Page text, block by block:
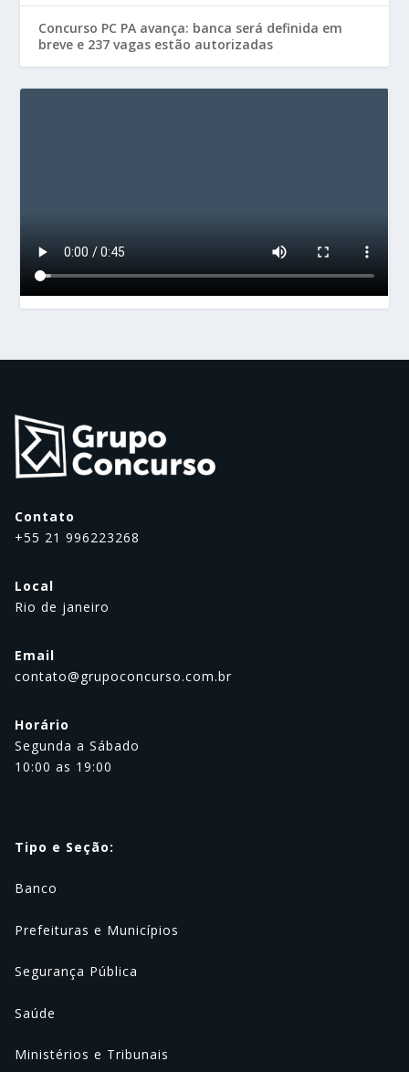
Concurso PC PA avança: banca será definida em
breve e 237 vagas estão autorizadas
Contato
+55 21 996223268
Local
Rio de janeiro
Email
contato@grupoconcurso.com.br
Horário
Segunda a Sábado
10:00 as 19:00
Tipo e Seção:
Banco
Prefeituras e Municípios
Segurança Pública
Saúde
Ministérios e Tribunais